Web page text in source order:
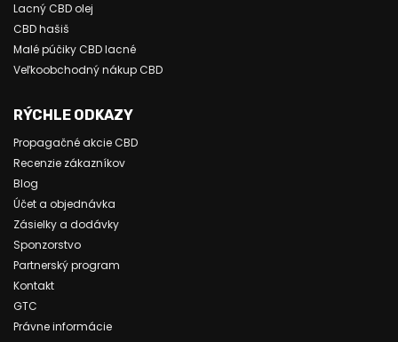
Lacný CBD olej
CBD hašiš
Malé púčiky CBD lacné
Veľkoobchodný nákup CBD
RÝCHLE ODKAZY
Propagačné akcie CBD
Recenzie zákazníkov
Blog
Účet a objednávka
Zásielky a dodávky
Sponzorstvo
Partnerský program
Kontakt
GTC
Právne informácie